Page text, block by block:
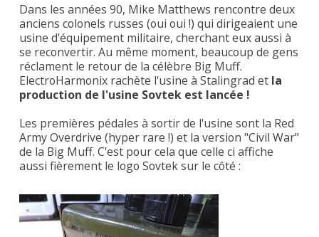
Dans les années 90, Mike Matthews rencontre deux
anciens colonels russes (oui oui !) qui dirigeaient une
usine d'équipement militaire, cherchant eux aussi à
se reconvertir. Au même moment, beaucoup de gens
réclament le retour de la célèbre Big Muff.
ElectroHarmonix rachète l'usine à Stalingrad et la
production de l'usine Sovtek est lancée !
Les premières pédales à sortir de l'usine sont la Red
Army Overdrive (hyper rare !) et la version "Civil War"
de la Big Muff. C'est pour cela que celle ci affiche
aussi fièrement le logo Sovtek sur le côté :